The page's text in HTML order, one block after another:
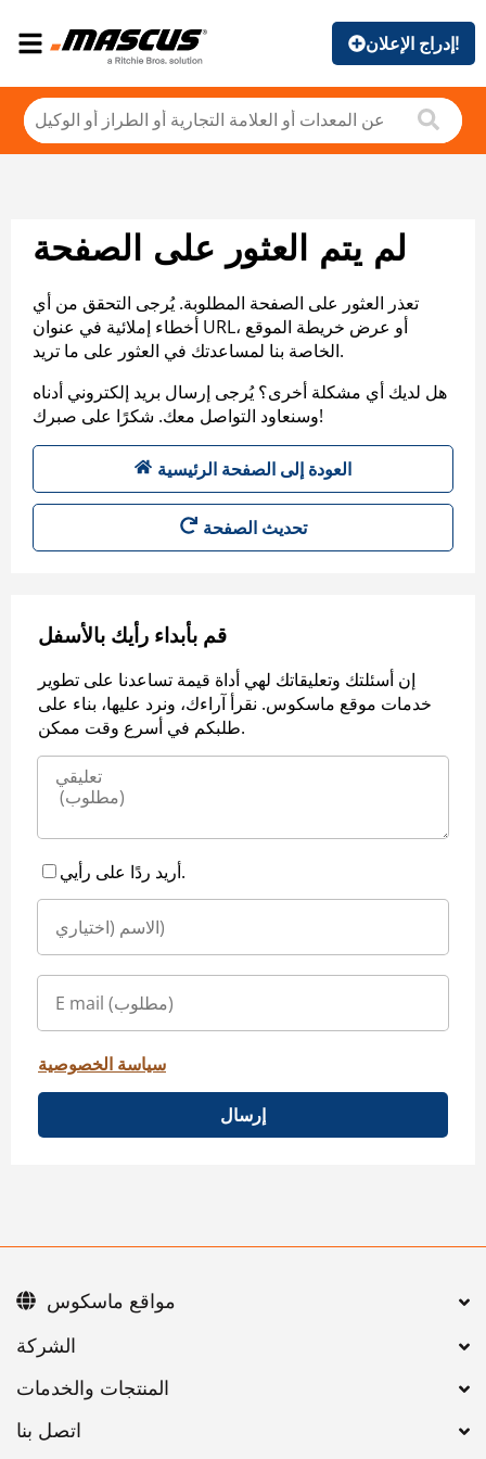
إدراج الإعلان!
لم يتم العثور على الصفحة
تعذر العثور على الصفحة المطلوبة. يُرجى التحقق من أي
أخطاء إملائية في عنوان URL، أو عرض خريطة الموقع
الخاصة بنا لمساعدتك في العثور على ما تريد.
هل لديك أي مشكلة أخرى؟ يُرجى إرسال بريد إلكتروني أدناه
وسنعاود التواصل معك. شكرًا على صبرك!
العودة إلى الصفحة الرئيسية
تحديث الصفحة
قم بأبداء رأيك بالأسفل
إن أسئلتك وتعليقاتك لهي أداة قيمة تساعدنا على تطوير
خدمات موقع ماسكوس. نقرأ آراءك، ونرد عليها، بناء على
طلبكم في أسرع وقت ممكن.
أريد ردًا على رأيي.
سياسة الخصوصية
إرسال
اتصل بنا
مواقع ماسكوس